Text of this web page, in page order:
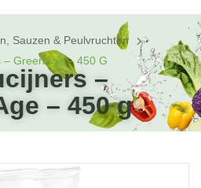
Sauzen & Peulvruchten
– GreenAge – 450 G
–
– 450 g